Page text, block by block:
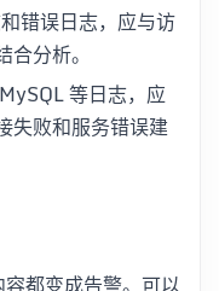
错误日志，应与访
分析。
等日志，应
失败和服务错误建